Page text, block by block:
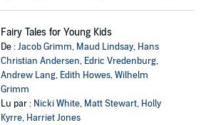
Fairy Tales for Young Kids
De :Jacob Grimm, Maud Lindsay, Hans
Christian Andersen, Edric Vredenburg,
Andrew Lang, Edith Howes,Wilhelm
Grimm
Lu par : Nicki White, Matt Stewart, Holly
Kyrre, Harriet Jones